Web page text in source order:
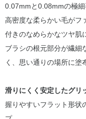
0.07mmと0.08mmの極細
高密度な柔らかい毛がフ
付きのなめらかなツヤ肌
ブラシの根元部分が繊細
く、思い通りの場所に塗
滑りにくく安定したグリ
握りやすいフラット形状